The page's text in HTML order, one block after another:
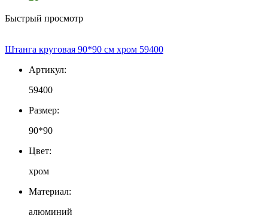
Быстрый просмотр
Штанга круговая 90*90 см хром 59400
Артикул:
59400
Размер:
90*90
Цвет:
хром
Материал:
алюминий